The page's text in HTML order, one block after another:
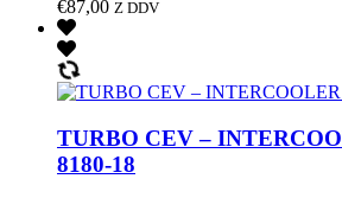
€87,00 Z DDV
TURBO CEV –
8180-18